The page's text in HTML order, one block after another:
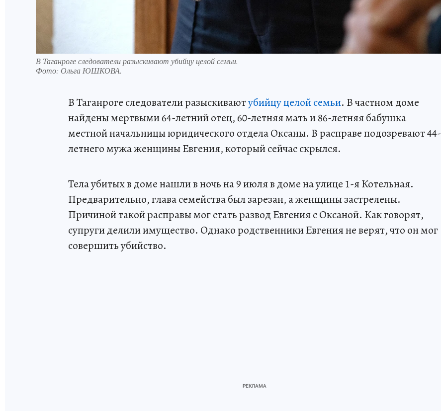
В Таганроге следователи разыскивают убийцу целой семьи.
Фото: Ольга ЮШКОВА.
В Таганроге следователи разыскиваютубийцу целой семьи. В частном доме
найдены мертвыми 64-летний отец, 60-летняя мать и 86-летняя бабушка
местной начальницы юридического отдела Оксаны. В расправе подозревают 44-
летнего мужа женщины Евгения, который сейчас скрылся.
Тела убитых в доме нашли в ночь на 9 июля в доме на улице 1-я Котельная.
Предварительно, глава семейства был зарезан, а женщины застрелены.
Причиной такой расправы мог стать развод Евгения с Оксаной. Как говорят,
супруги делили имущество. Однако родственники Евгения не верят, что он мог
совершить убийство.